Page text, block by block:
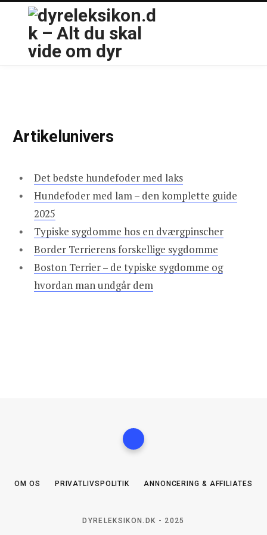
Artikelunivers
Det bedste hundefoder med laks
Hundefoder med lam – den komplette guide
2025
Typiske sygdomme hos en dværgpinscher
Border Terrierens forskellige sygdomme
Boston Terrier – de typiske sygdomme og
hvordan man undgår dem
OM OS PRIVATLIVSPOLITIK ANNONCERING & AFFILIATES
DYRELEKSIKON.DK - 2025